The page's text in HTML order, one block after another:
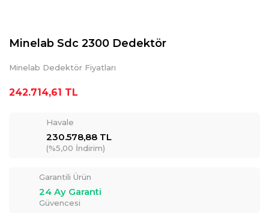
Minelab Sdc 2300 Dedektör
Minelab Dedektör Fiyatları
242.714,61 TL
Havale
230.578,88 TL
(%5,00 İndirim)
Garantili Ürün
24 Ay Garanti
Güvencesi